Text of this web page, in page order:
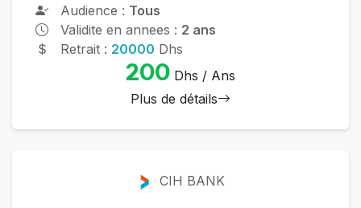
Audience : Tous
Validite en annees : 2 ans
Retrait : 20000 Dhs
200 Dhs / Ans
Plus de détails
CIH BANK